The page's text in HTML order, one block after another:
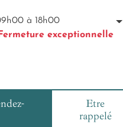
à 18h00
exceptionnelle
Etre
rappelé